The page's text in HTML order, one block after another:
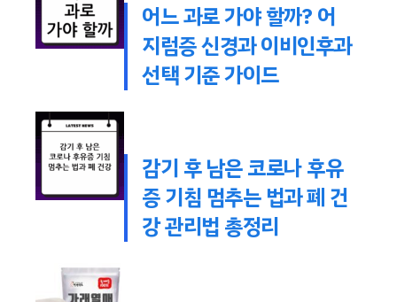
어느 과로 가야 할까? 어
지럼증 신경과 이비인후과
선택 기준 가이드
감기 후 남은 코로나 후유
증 기침 멈추는 법과 폐 건
강 관리법 총정리